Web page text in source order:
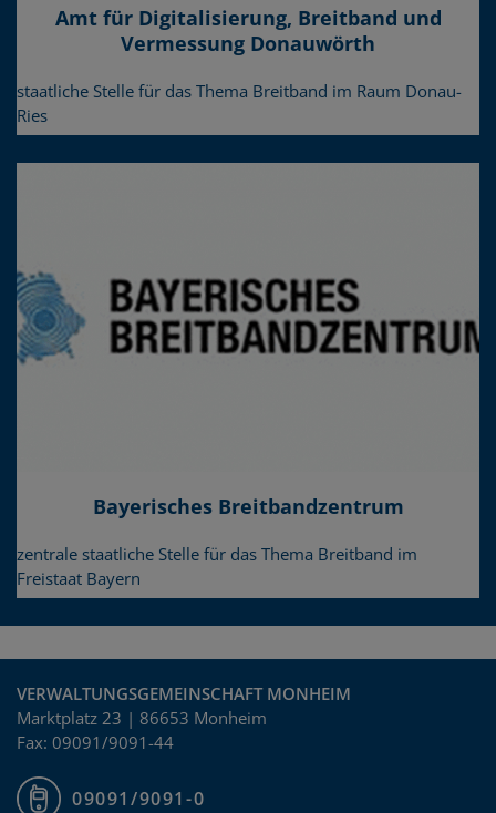
Amt für Digitalisierung, Breitband und
Vermessung Donauwörth
staatliche Stelle für das Thema Breitband im Raum Donau-
Ries
Bayerisches Breitbandzentrum
zentrale staatliche Stelle für das Thema Breitband im
Freistaat Bayern
VERWALTUNGSGEMEINSCHAFT MONHEIM
Marktplatz 23 | 86653 Monheim
Fax: 09091/9091-44
09091/9091-0